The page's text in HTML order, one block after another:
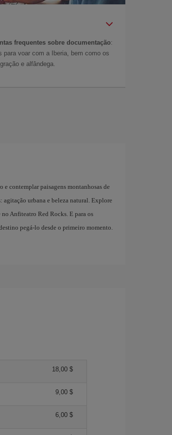
frequentes sobre documentação:
voar com a Iberia, bem como os
e alfândega.
e contemplar paisagens montanhosas de
urbana e beleza natural. Explore
no Anfiteatro Red Rocks. E para os
pegá-lo desde o primeiro momento.
18,00 $
9,00 $
6,00 $